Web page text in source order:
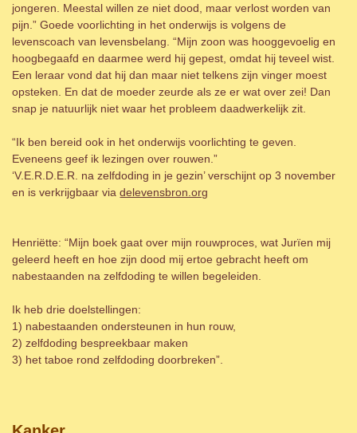
jongeren. Meestal willen ze niet dood, maar verlost worden van
pijn.” Goede voorlichting in het onderwijs is volgens de
levenscoach van levensbelang. “Mijn zoon was hooggevoelig en
hoogbegaafd en daarmee werd hij gepest, omdat hij teveel wist.
Een leraar vond dat hij dan maar niet telkens zijn vinger moest
opsteken. En dat de moeder zeurde als ze er wat over zei! Dan
snap je natuurlijk niet waar het probleem daadwerkelijk zit.
“Ik ben bereid ook in het onderwijs voorlichting te geven.
Eveneens geef ik lezingen over rouwen.”
‘V.E.R.D.E.R. na zelfdoding in je gezin’ verschijnt op 3 november
en is verkrijgbaar viadelevensbron.org
Henriëtte: “Mijn boek gaat over mijn rouwproces, wat Jurïen mij
geleerd heeft en hoe zijn dood mij ertoe gebracht heeft om
nabestaanden na zelfdoding te willen begeleiden.
Ik heb drie doelstellingen:
1) nabestaanden ondersteunen in hun rouw,
2) zelfdoding bespreekbaar maken
3) het taboe rond zelfdoding doorbreken”.